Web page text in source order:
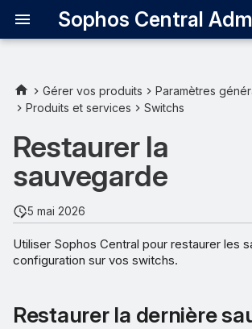
Sophos Central
Restaurer la dernière
Restaurer une sauvegarde
spécifique
Gérer vos produits
Paramètres
Produits et services
Switchs
Restaurer la
sauvegarde
5 mai 2026
Utiliser Sophos Central pour restaurer les
configuration sur vos switchs.
Restaurer la dernière